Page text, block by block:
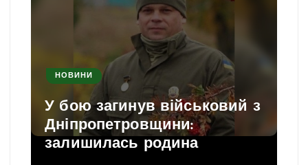
НОВИНИ
У бою загинув військовий з
Дніпропетровщини:
залишилась родина